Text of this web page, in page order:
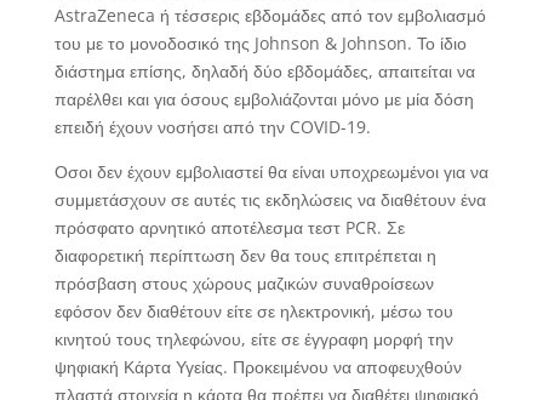
AstraZeneca ή τέσσερις εβδομάδες από τον εμβολιασμό
του με το μονοδοσικό της Johnson & Johnson. Το ίδιο
διάστημα επίσης, δηλαδή δύο εβδομάδες, απαιτείται να
παρέλθει και για όσους εμβολιάζονται μόνο με μία δόση
επειδή έχουν νοσήσει από την COVID-19.
Οσοι δεν έχουν εμβολιαστεί θα είναι υποχρεωμένοι για να
συμμετάσχουν σε αυτές τις εκδηλώσεις να διαθέτουν ένα
πρόσφατο αρνητικό αποτέλεσμα τεστ PCR. Σε
διαφορετική περίπτωση δεν θα τους επιτρέπεται η
πρόσβαση στους χώρους μαζικών συναθροίσεων
εφόσον δεν διαθέτουν είτε σε ηλεκτρονική, μέσω του
κινητού τους τηλεφώνου, είτε σε έγγραφη μορφή την
ψηφιακή Κάρτα Υγείας. Προκειμένου να αποφευχθούν
πλαστά στοιχεία η κάρτα θα πρέπει να διαθέτει ψηφιακό